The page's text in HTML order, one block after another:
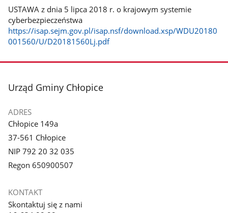
USTAWA z dnia 5 lipca 2018 r. o krajowym systemie
cyberbezpieczeństwa
https://isap.sejm.gov.pl/isap.nsf/download.xsp/WDU20180
001560/U/D20181560Lj.pdf
stopka
Urząd Gminy Chłopice
ADRES
Chłopice 149a
37-561 Chłopice
NIP 792 20 32 035
Regon 650900507
KONTAKT
Skontaktuj się z nami